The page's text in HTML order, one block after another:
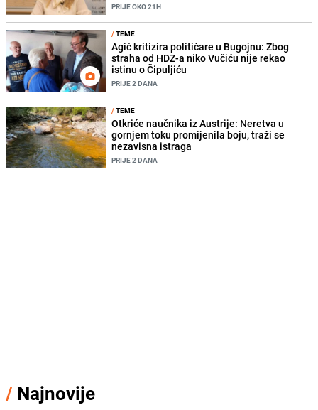
PRIJE OKO 21H
/TEME
Agić kritizira političare u Bugojnu: Zbog
straha od HDZ-a niko Vučiću nije rekao
istinu o Čipuljiću
PRIJE 2 DANA
/TEME
Otkriće naučnika iz Austrije: Neretva u
gornjem toku promijenila boju, traži se
nezavisna istraga
PRIJE 2 DANA
/ Najnovije